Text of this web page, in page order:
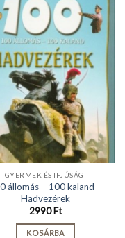
GYERMEK ÉS IFJÚSÁGI
állomás – 100 kaland –
Hadvezérek
2990Ft
KOSÁRBA